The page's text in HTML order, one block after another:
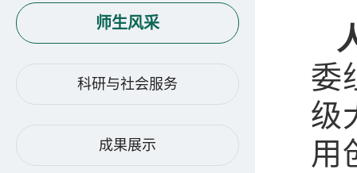
师生风采
科研与社会服务
成果展示
委
级
用